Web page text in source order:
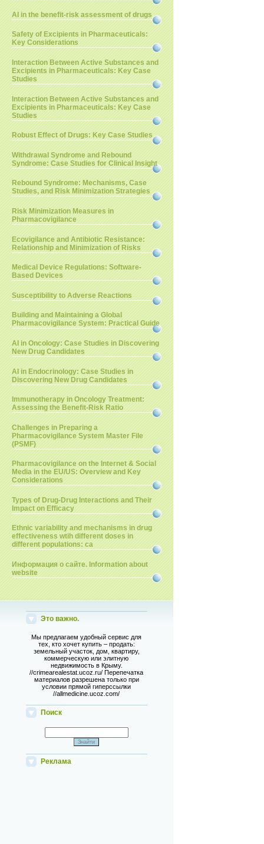
AI in the benefit-risk assessment of drugs
Safety of Excipients in Pharmaceuticals:
Key Considerations
Interaction Between Active Substances and
Excipients in Pharmaceuticals: Key Case
Studies
Interaction Between Active Substances and
Excipients in Pharmaceuticals: Key Case
Studies
Robust Effect of Drugs: Key Case Studies
Withdrawal Syndrome and Rebound
Syndrome: Case Studies for Clinical Insight
Rebound Syndrome: Mechanisms, Case
Studies, and Risk Minimization Strategies
Risk Minimization Measures in
Pharmacovigilance
Ecovigilance and Antibiotic Resistance:
Relationship and Minimization of Risks
Medical Device Regulations: Software-
Based Devices
Susceptibility to Adverse Reactions
Building and Maintaining a Global
Pharmacovigilance System: Practical Guide
AI in Oncology: Case Studies in Discovering
New Drug Candidates
AI in Endocrinology: Case Studies in
Discovering New Drug Candidates
Immunotherapy in Oncology Treatment:
Assessing the Benefit-Risk Ratio
Challenges in Preparing a
Pharmacovigilance System Master File
(PSMF)
Pharmacovigilance on the Internet & Social
Media in the EU/US: Overview and Key
Considerations
Types of Drug-Drug Interactions and Their
Impact on Efficacy
Ethnic variability and mechanisms in drug
effectiveness wtih different doses in
different populations: ca
Информация о сайте. Information about
website
Это важно.
Мы предлагаем удобный сервис для
тех, кто хочет купить – продать:
земельный участок, дом, квартиру,
коммерческую или элитную
недвижимость в Крыму.
//crimearealestat.ucoz.ru/ Перепечатка
материалов разрешена только при
условии прямой гиперссылки
//allmedicine.ucoz.com/
Поиск
Реклама